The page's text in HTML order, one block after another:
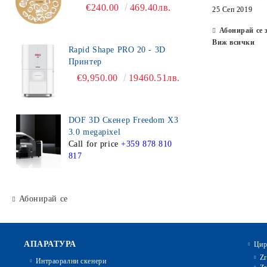
€240.00 469.40лв.
Rapid Shape PRO 20 - 3D
Принтер
€9,950.00 19460.51лв.
DOF 3D Скенер Freedom X3
3.0 megapixel
Call for price +359 878 810
817
Абонирай се
25 Сеп 2019
Абонирай се
Виж всички
АПАРАТУРА
Интраорални скенери